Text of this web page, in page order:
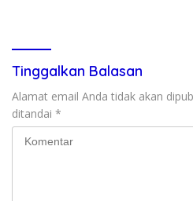
Tinggalkan Balasan
Alamat email Anda tidak akan
ditandai *